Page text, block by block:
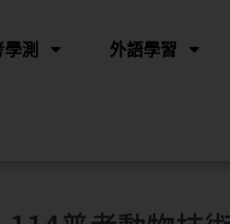
學測 外語學習